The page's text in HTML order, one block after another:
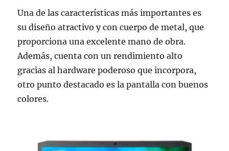
Una de las características más importantes es
su diseño atractivo y con cuerpo de metal, que
proporciona una excelente mano de obra.
Además, cuenta con un rendimiento alto
gracias al hardware poderoso que incorpora,
otro punto destacado es la pantalla con buenos
colores.